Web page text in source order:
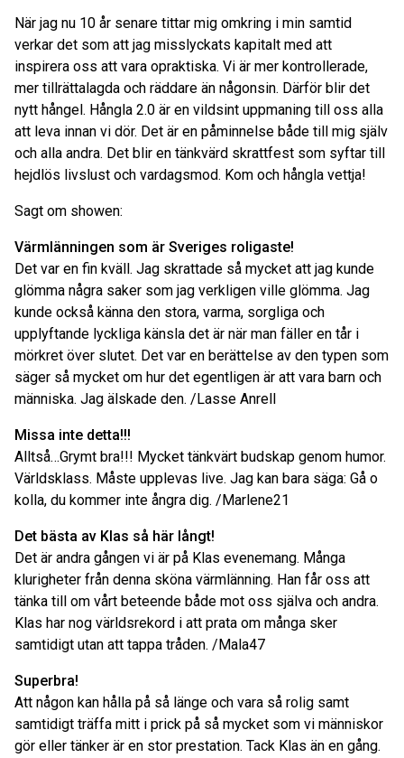
När jag nu 10 år senare tittar mig omkring i min samtid
verkar det som att jag misslyckats kapitalt med att
inspirera oss att vara opraktiska. Vi är mer kontrollerade,
mer tillrättalagda och räddare än någonsin. Därför blir det
nytt hångel. Hångla 2.0 är en vildsint uppmaning till oss alla
att leva innan vi dör. Det är en påminnelse både till mig själv
och alla andra. Det blir en tänkvärd skrattfest som syftar till
hejdlös livslust och vardagsmod. Kom och hångla vettja!
Sagt om showen:
Värmlänningen som är Sveriges roligaste!
Det var en fin kväll. Jag skrattade så mycket att jag kunde
glömma några saker som jag verkligen ville glömma. Jag
kunde också känna den stora, varma, sorgliga och
upplyftande lyckliga känsla det är när man fäller en tår i
mörkret över slutet. Det var en berättelse av den typen som
säger så mycket om hur det egentligen är att vara barn och
människa. Jag älskade den. /Lasse Anrell
Missa inte detta!!!
Alltså…Grymt bra!!! Mycket tänkvärt budskap genom humor.
Världsklass. Måste upplevas live. Jag kan bara säga: Gå o
kolla, du kommer inte ångra dig. /Marlene21
Det bästa av Klas så här långt!
Det är andra gången vi är på Klas evenemang. Många
klurigheter från denna sköna värmlänning. Han får oss att
tänka till om vårt beteende både mot oss själva och andra.
Klas har nog världsrekord i att prata om många sker
samtidigt utan att tappa tråden. /Mala47
Superbra!
Att någon kan hålla på så länge och vara så rolig samt
samtidigt träffa mitt i prick på så mycket som vi människor
gör eller tänker är en stor prestation. Tack Klas än en gång.